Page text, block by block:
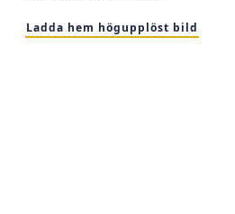
Ladda hem högupplöst bild